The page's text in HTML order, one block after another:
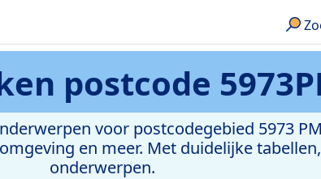
postcode
voor postcodegebied 5973
en meer. Met duidelijke
onderwerpen.